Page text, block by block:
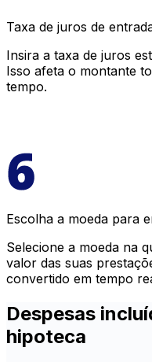
Taxa de juros de
Insira a taxa de juros
Isso afeta o montante
tempo.
Escolha a moeda para
Selecione a moeda na
valor das suas
convertido em tempo
Despesas
hipoteca